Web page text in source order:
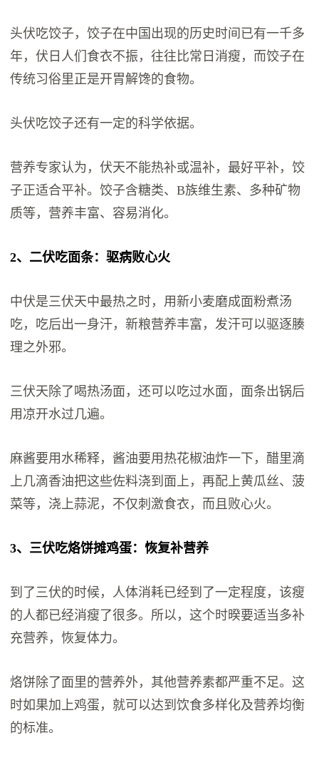
头伏吃饺子，饺子在中国出现的历史时间已有一千多
年，伏日人们食衣不振，往往比常日消瘦，而饺子在
传统习俗里正是开胃解馋的食物。
头伏吃饺子还有一定的科学依据。
营养专家认为，伏天不能热补或温补，最好平补，饺
子正适合平补。饺子含糖类、B族维生素、多种矿物
质等，营养丰富、容易消化。
2、二伏吃面条：驱病败心火
中伏是三伏天中最热之时，用新小麦磨成面粉煮汤
吃，吃后出一身汗，新粮营养丰富，发汗可以驱逐腠
理之外邪。
三伏天除了喝热汤面，还可以吃过水面，面条出锅后
用凉开水过几遍。
麻酱要用水稀释，酱油要用热花椒油炸一下，醋里滴
上几滴香油把这些佐料浇到面上，再配上黄瓜丝、菠
菜等，浇上蒜泥，不仅刺激食衣，而且败心火。
3、三伏吃烙饼摊鸡蛋：恢复补营养
到了三伏的时候，人体消耗已经到了一定程度，该瘦
的人都已经消瘦了很多。所以，这个时暌要适当多补
充营养，恢复体力。
烙饼除了面里的营养外，其他营养素都严重不足。这
时如果加上鸡蛋，就可以达到饮食多样化及营养均衡
的标准。